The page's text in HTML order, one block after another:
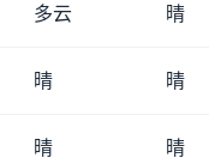
多云 晴
晴 晴
晴 晴